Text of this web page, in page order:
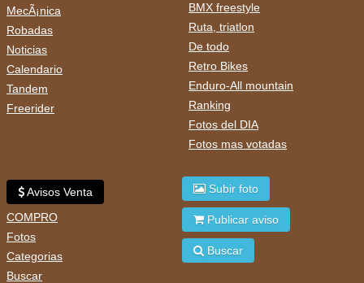
MecÃ¡nica
Robadas
Noticias
Calendario
Tandem
Freerider
BMX freestyle
Ruta, triatlon
De todo
Retro Bikes
Enduro-All mountain
Ranking
Fotos del DIA
Fotos mas votadas
Avisos Venta
COMPRO
Fotos
Categorias
Buscar
Subir foto
Publicar aviso
Buscar